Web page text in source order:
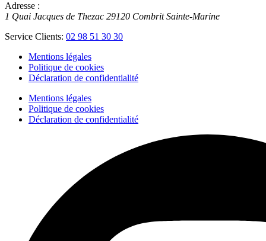
Adresse :
1 Quai Jacques de Thezac 29120 Combrit Sainte-Marine
Service Clients: 02 98 51 30 30
Mentions légales
Politique de cookies
Déclaration de confidentialité
Mentions légales
Politique de cookies
Déclaration de confidentialité